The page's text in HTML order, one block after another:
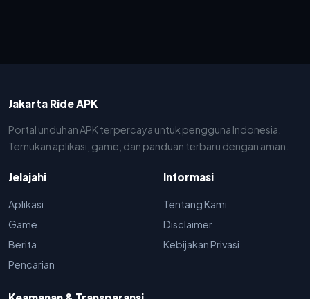
Jakarta Ride APK
Portal unduhan APK terpercaya untuk pengguna Indonesia.
Temukan aplikasi, game, dan panduan terbaru dengan aman.
Jelajahi
Aplikasi
Game
Berita
Pencarian
Informasi
Tentang Kami
Disclaimer
Kebijakan Privasi